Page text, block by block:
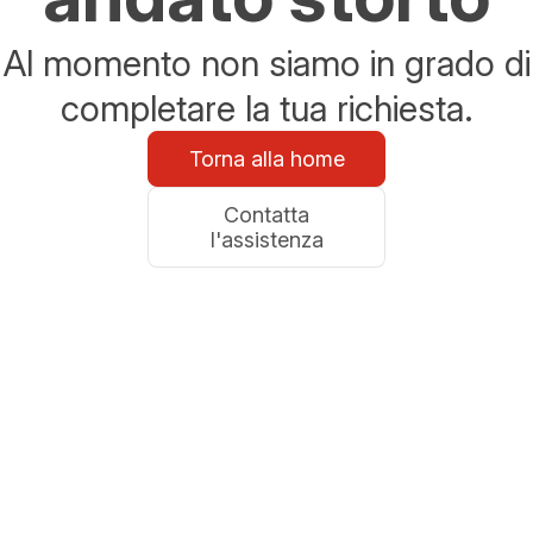
Al momento non siamo in grado di
completare la tua richiesta.
Torna alla home
Contatta
l'assistenza